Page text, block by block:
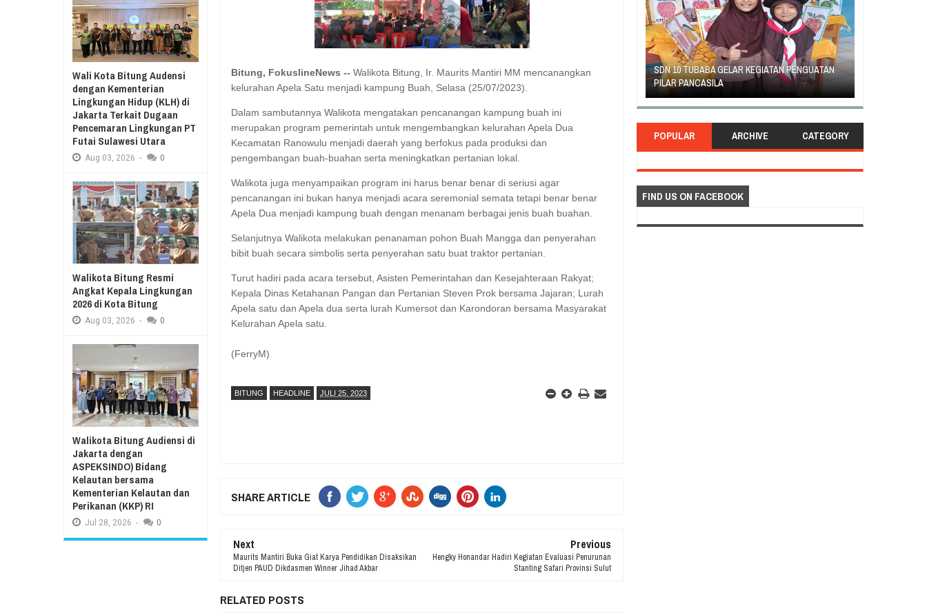
Aug
RESES II 2026, EUGENIE MANTIRI SERAP ASPIRASI WARGA MANEMBO-NEMBO
Aug
Bitung, FokuslineNews --Walikota Bitung, Ir. Maurits Mantiri MM mencanangkan
kelurahan Apela Satu menjadi kampung Buah, Selasa (25/07/2023).
Dalam sambutannya Walikota mengatakan pencanangan kampung buah ini
merupakan program pemerintah untuk mengembangkan kelurahan Apela Dua
Kecamatan Ranowulu menjadi daerah yang berfokus pada produksi dan
pengembangan buah-buahan serta meningkatkan pertanian lokal.
Walikota juga menyampaikan program ini harus benar benar di seriusi agar
pencanangan ini bukan hanya menjadi acara seremonial semata tetapi benar benar
Apela Dua menjadi kampung buah dengan menanam berbagai jenis buah buahan.
Selanjutnya Walikota melakukan penanaman pohon Buah Mangga dan penyerahan
bibit buah secara simbolis serta penyerahan satu buat traktor pertanian.
Turut hadiri pada acara tersebut, Asisten Pemerintahan dan Kesejahteraan Rakyat;
Kepala Dinas Ketahanan Pangan dan Pertanian Steven Prok bersama Jajaran; Lurah
Apela satu dan Apela dua serta lurah Kumersot dan Karondoran bersama Masyarakat
Kelurahan Apela satu.
(FerryM)
BITUNG HEADLINE JULI 25, 2023
SHARE ARTICLE
Next
Maurits Mantiri Buka Giat Karya Pendidikan Disaksikan
Ditjen PAUD Dikdasmen Winner Jihad Akbar
Previous
Hengky Honandar Hadiri Kegiatan Evaluasi Penurunan
Stanting Safari Provinsi Sulut
RELATED POSTS
Wali Kota Bitung Audensi
dengan Kementerian
Lingkungan Hidup (KLH) di
Jakarta Terkait Dugaan
Pencemaran Lingkungan PT
Futai Sulawesi Utara
Aug 03, 2026 - 0
Walikota Bitung Resmi
Angkat Kepala Lingkungan
2026 di Kota Bitung
Aug 03, 2026 - 0
Walikota Bitung Audiensi di
Jakarta dengan
ASPEKSINDO) Bidang
Kelautan bersama
Kementerian Kelautan dan
Perikanan (KKP) RI
Jul 28, 2026 - 0
MANADO GELAR JALAN SEHAT PROGRAM
KURIKULUM MERDEKA BELAJAR
SDN 10 TUBABA GELAR KEGIATAN PENGUATAN
PILAR PANCASILA
GEJOLAK PIHAK SEKOLAH SD INPRES KLABAT
DENGAN ORANG TUA MURID BERAKHIR DAMAI
POPULAR ARCHIVE CATEGORY
FIND US ON FACEBOOK